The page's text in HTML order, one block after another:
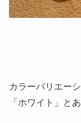
カラーバリエー
「ホワイト」と